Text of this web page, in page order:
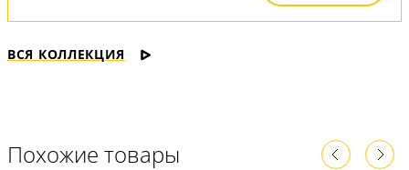
ВСЯ КОЛЛЕКЦИЯ
Похожие товары